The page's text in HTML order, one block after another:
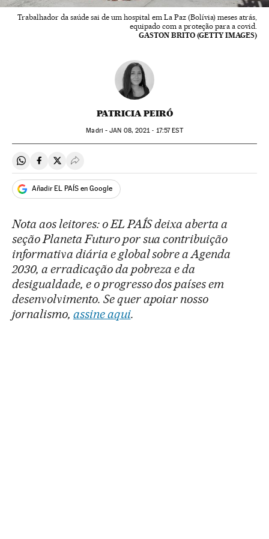
Trabalhador da saúde sai de um hospital em La Paz (Bolívia) meses atrás,
equipado com a proteção para a covid.
GASTON BRITO (GETTY IMAGES)
PATRICIA PEIRÓ
Madri -JAN 08, 2021 - 17:57EST
Compartir en Whatsapp
Compartir en Facebook
Compartir en Twitter
Desplegar Redes Sociales
Añadir EL PAÍS en Google
Nota aos leitores: o EL PAÍS deixa aberta a
seção Planeta Futuro por sua contribuição
informativa diária e global sobre a Agenda
2030, a erradicação da pobreza e da
desigualdade, e o progresso dos países em
desenvolvimento. Se quer apoiar nosso
jornalismo, assine aqui.